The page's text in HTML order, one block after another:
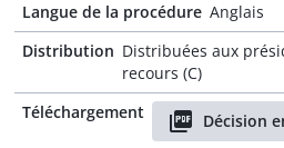
Langue de la procédure Anglais
Distribution Distribuées aux
recours (C)
Téléchargement
Décision